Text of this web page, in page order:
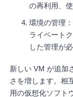
の再利用、
環境の管理
ライベート
した管理が必
新しい VM が追加
さを増します。相
用の仮想化ソフト